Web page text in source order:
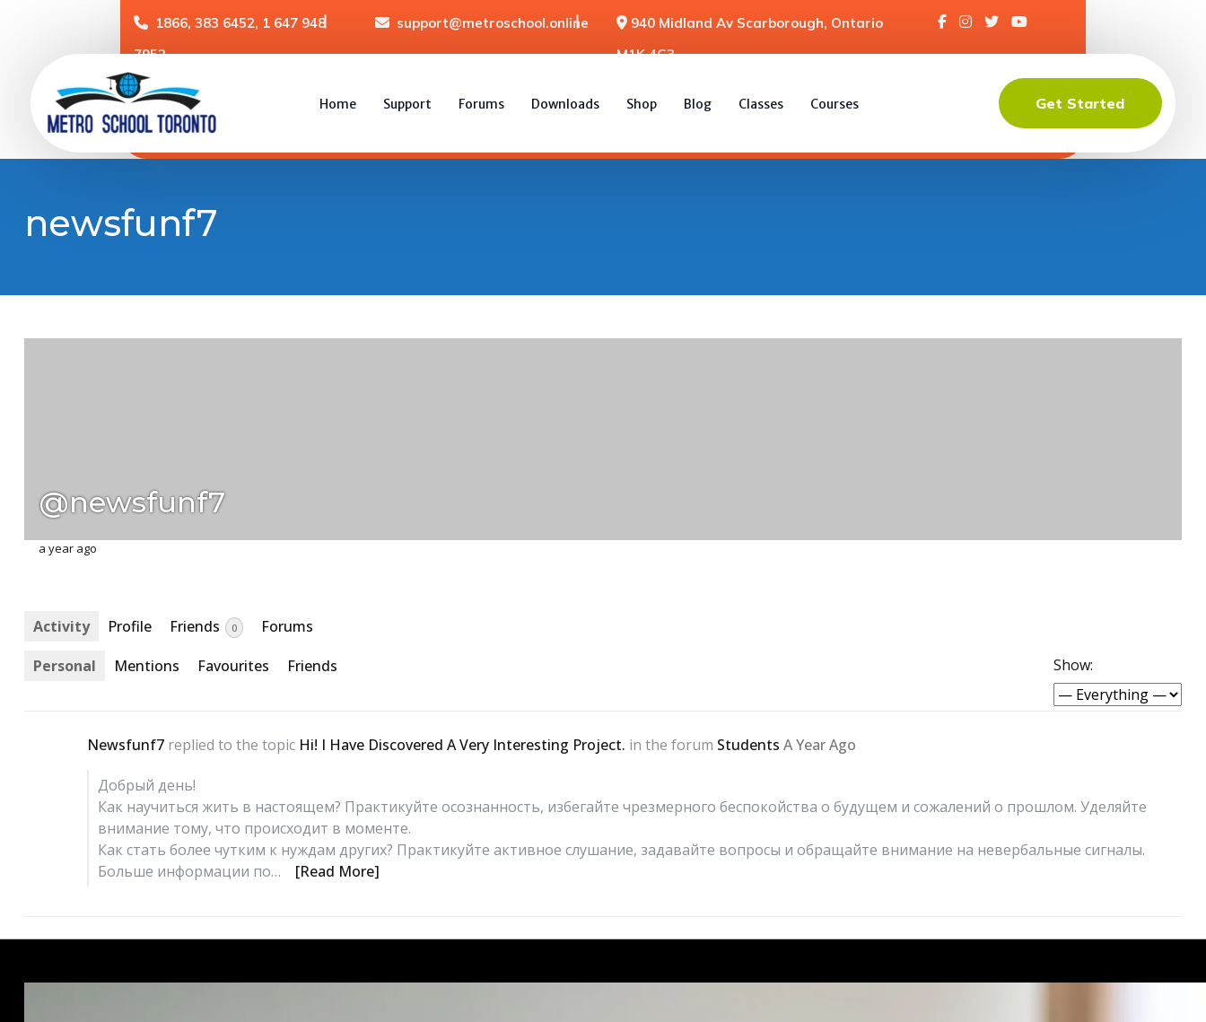
1866, 383 6452, 1 647 948
7952
support@metroschool.online
940 Midland Av Scarborough, Ontario
M1K 4G3
Home Support Forums Downloads Shop Blog Classes Courses Get Started
newsfunf7
@newsfunf7
a year ago
Activity Profile Friends 0
Forums
Personal
Mentions Favourites Friends Show:
Newsfunf7 replied to the topic Hi! I Have Discovered A Very Interesting Project. in the forum Students A Year Ago
Добрый день!
Как научиться жить в настоящем? Практикуйте осознанность, избегайте чрезмерного беспокойства о будущем и сожалений о прошлом. Уделяйте
внимание тому, что происходит в моменте.
Как стать более чутким к нуждам других? Практикуйте активное слушание, задавайте вопросы и обращайте внимание на невербальные сигналы.
Больше информации по…
[Read More]